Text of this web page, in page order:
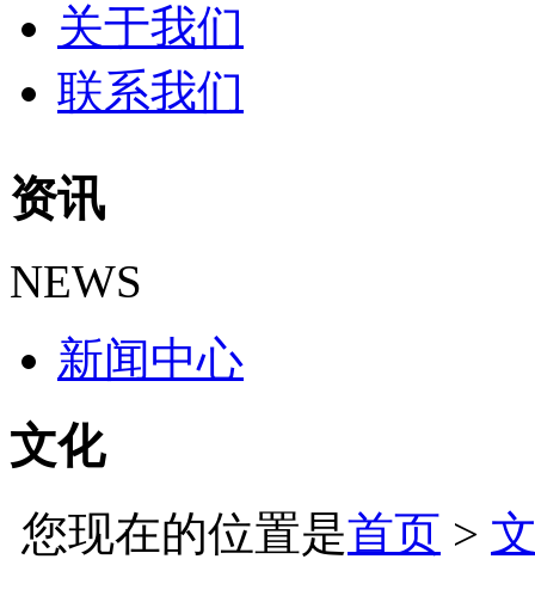
关于我们
联系我们
资讯
NEWS
新闻中心
文化
您现在的位置是首页 >